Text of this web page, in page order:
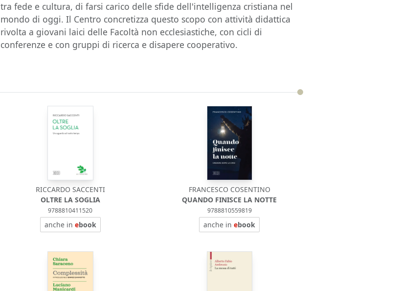
tra fede e cultura, di farsi carico delle sfide dell'intelligenza cristiana nel
mondo di oggi. Il Centro concretizza questo scopo con attività didattica
rivolta a giovani laici delle Facoltà non ecclesiastiche, con cicli di
conferenze e con gruppi di ricerca e disapere cooperativo.
RICCARDO SACCENTI
OLTRE LA SOGLIA
9788810411520
anche in ebook
FRANCESCO COSENTINO
QUANDO FINISCE LA NOTTE
9788810559819
anche inebook